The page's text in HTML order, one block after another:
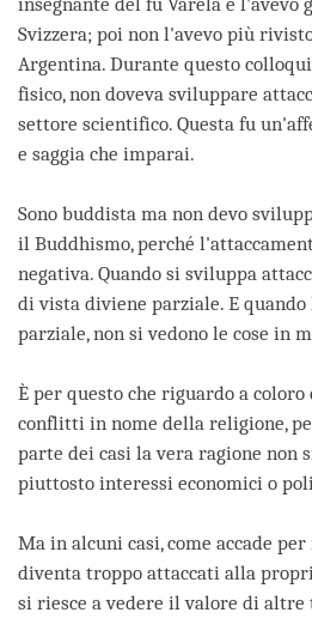
insegnante del fu Varela e l'avevo
Svizzera; poi non l'avevo più
Argentina. Durante questo
fisico, non doveva sviluppare
settore scientifico. Questa fu
e saggia che imparai.
Sono buddista ma non devo
il Buddhismo, perché
negativa. Quando si sviluppa
di vista diviene parziale. E
parziale, non si vedono le cose in
È per questo che riguardo a
conflitti in nome della religione,
parte dei casi la vera ragione non
piuttosto interessi economici o
Ma in alcuni casi, come accade
diventa troppo attaccati alla
si riesce a vedere il valore di